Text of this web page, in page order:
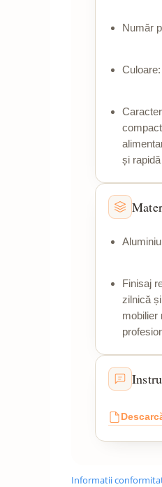
Număr
și rapidă
Aluminiu
Finisaj
zilnică
mobilier
Informatii